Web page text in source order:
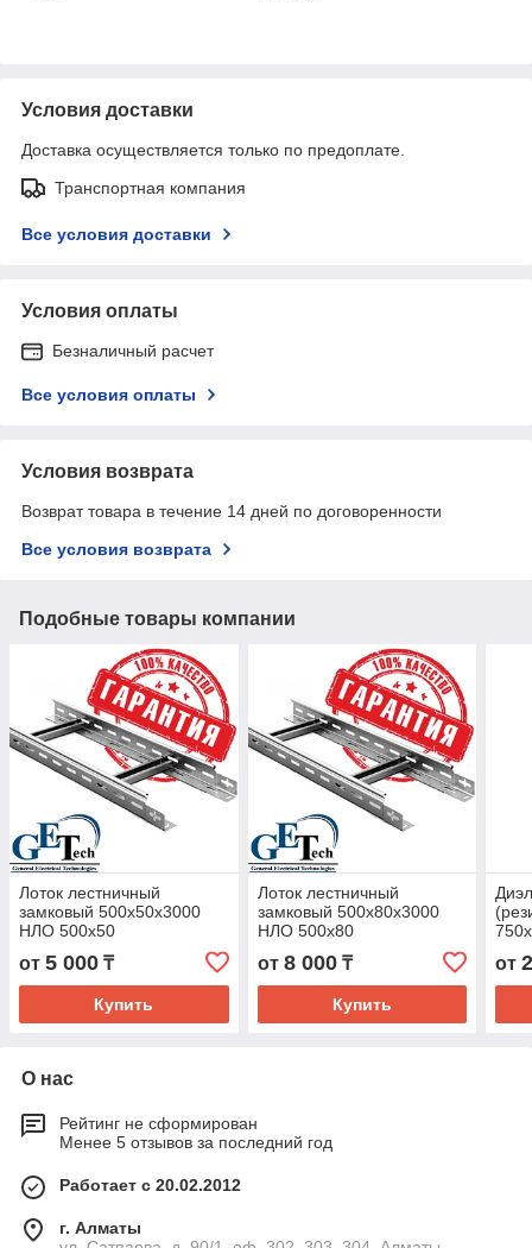
Условия доставки
Доставка осуществляется только по предоплате.
Транспортная компания
Все условия доставки
Условия оплаты
Безналичный расчет
Все условия оплаты
Условия возврата
Возврат товара в течение 14 дней по договоренности
Все условия возврата
Подобные товары компании
Лоток лестничный
замковый 500х50х3000
НЛО 500х50
от 5 000 ₸
Купить
Лоток лестничный
замковый 500х80х3000
НЛО 500х80
от 8 000₸
Купить
от
О нас
Рейтинг не сформирован
Менее 5 отзывов за последний год
Работает с 20.02.2012
г. Алматы